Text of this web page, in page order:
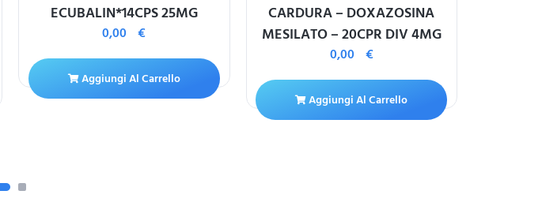
ECUBALIN*14CPS 25MG
0,00€
Aggiungi Al Carrello
CARDURA – DOXAZOSINA
MESILATO – 20CPR DIV 4MG
0,00 €
Aggiungi Al Carrello